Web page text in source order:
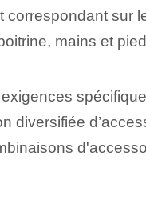
mains et
diversifiée